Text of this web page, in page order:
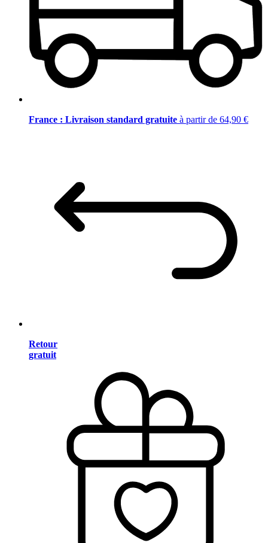
France : Livraison standard gratuite à partir de 64,90 €
Retour
gratuit